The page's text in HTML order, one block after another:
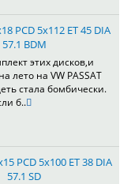
PCD 5x112 ET 45 DIA
57.1 BDM
этих дисков,и
лето на VW PASSAT
стала бомбически.
б..
PCD 5x100 ET 38 DIA
57.1 SD